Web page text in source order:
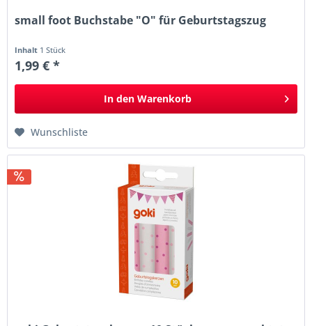
small foot Buchstabe "O" für Geburtstagszug
Inhalt 1 Stück
1,99 € *
In den Warenkorb
Wunschliste